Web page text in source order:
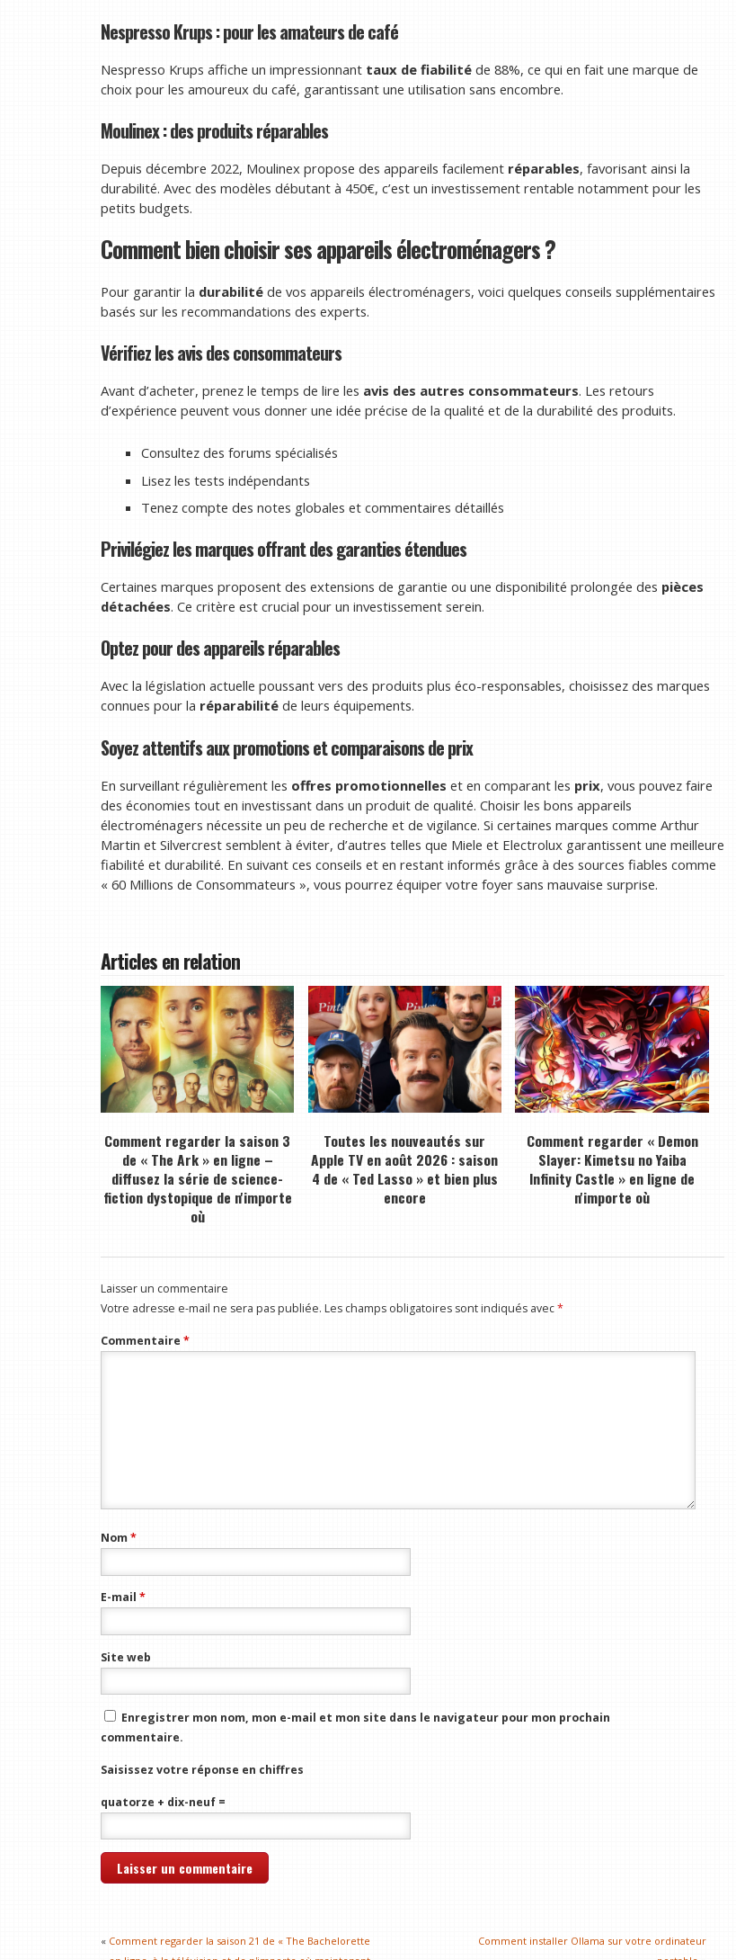
Nespresso Krups : pour les amateurs de café
Nespresso Krups affiche un impressionnant taux de fiabilité de 88%, ce qui en fait une marque de
choix pour les amoureux du café, garantissant une utilisation sans encombre.
Moulinex : des produits réparables
Depuis décembre 2022, Moulinex propose des appareils facilement réparables, favorisant ainsi la
durabilité. Avec des modèles débutant à 450€, c’est un investissement rentable notamment pour les
petits budgets.
Comment bien choisir ses appareils électroménagers ?
Pour garantir la durabilité de vos appareils électroménagers, voici quelques conseils supplémentaires
basés sur les recommandations des experts.
Vérifiez les avis des consommateurs
Avant d’acheter, prenez le temps de lire les avis des autres consommateurs. Les retours
d’expérience peuvent vous donner une idée précise de la qualité et de la durabilité des produits.
Consultez des forums spécialisés
Lisez les tests indépendants
Tenez compte des notes globales et commentaires détaillés
Privilégiez les marques offrant des garanties étendues
Certaines marques proposent des extensions de garantie ou une disponibilité prolongée des pièces
détachées. Ce critère est crucial pour un investissement serein.
Optez pour des appareils réparables
Avec la législation actuelle poussant vers des produits plus éco-responsables, choisissez des marques
connues pour la réparabilité de leurs équipements.
Soyez attentifs aux promotions et comparaisons de prix
En surveillant régulièrement les offres promotionnelles et en comparant les prix, vous pouvez faire
des économies tout en investissant dans un produit de qualité. Choisir les bons appareils
électroménagers nécessite un peu de recherche et de vigilance. Si certaines marques comme Arthur
Martin et Silvercrest semblent à éviter, d’autres telles que Miele et Electrolux garantissent une meilleure
fiabilité et durabilité. En suivant ces conseils et en restant informés grâce à des sources fiables comme
« 60 Millions de Consommateurs », vous pourrez équiper votre foyer sans mauvaise surprise.
Articles en relation
Comment regarder la saison 3
de « The Ark » en ligne –
diffusez la série de science-
fiction dystopique de n'importe
où
Toutes les nouveautés sur
Apple TV en août 2026 : saison
4 de « Ted Lasso » et bien plus
encore
Comment regarder « Demon
Slayer: Kimetsu no Yaiba
Infinity Castle » en ligne de
n'importe où
Laisser un commentaire
Votre adresse e-mail ne sera pas publiée. Les champs obligatoires sont indiqués avec*
Commentaire *
Nom*
E-mail *
Site web
Enregistrer mon nom, mon e-mail et mon site dans le navigateur pour mon prochain
commentaire.
Saisissez votre réponse en chiffres
quatorze + dix-neuf =
« Comment regarder la saison 21 de « The Bachelorette
Comment installer Ollama sur votre ordinateur